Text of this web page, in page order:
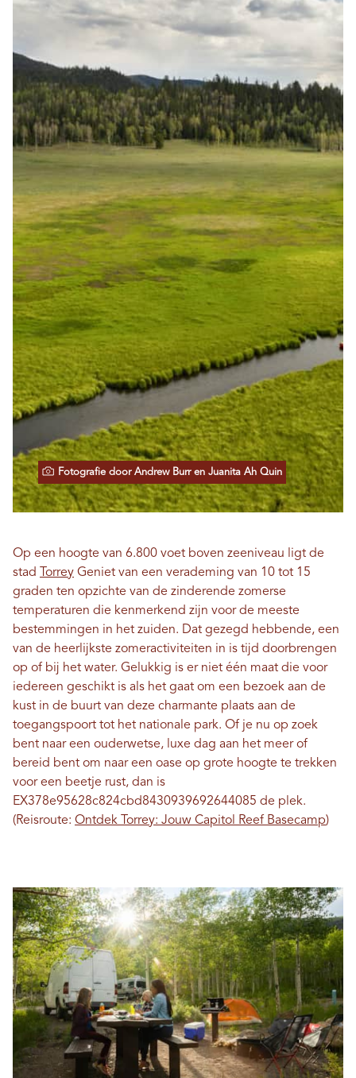
Fotografie door Andrew Burr en Juanita Ah Quin
Op een hoogte van 6.800 voet boven zeeniveau ligt de
stad
Torrey Geniet van een verademing van 10 tot 15
graden ten opzichte van de zinderende zomerse
temperaturen die kenmerkend zijn voor de meeste
bestemmingen in het zuiden. Dat gezegd hebbende, een
van de heerlijkste zomeractiviteiten in is tijd doorbrengen
op of bij het water. Gelukkig is er niet één maat die voor
iedereen geschikt is als het gaat om een ​​bezoek aan de
kust in de buurt van deze charmante plaats aan de
toegangspoort tot het nationale park. Of je nu op zoek
bent naar een ouderwetse, luxe dag aan het meer of
bereid bent om naar een oase op grote hoogte te trekken
voor een beetje rust, dan is
EX378e95628c824cbd8430939692644085 de plek.
(Reisroute: Ontdek Torrey: Jouw Capitol Reef Basecamp)